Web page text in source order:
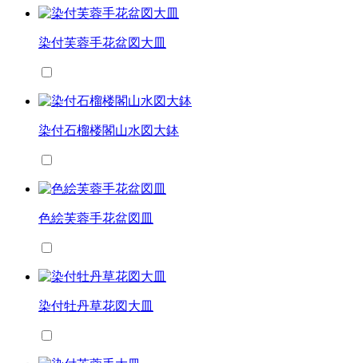
染付芙蓉手花盆図大皿
染付石榴楼閣山水図大鉢
色絵芙蓉手花盆図皿
染付牡丹草花図大皿